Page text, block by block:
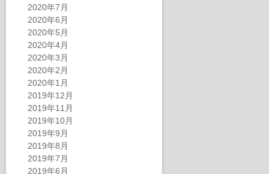
2020年7月
2020年6月
2020年5月
2020年4月
2020年3月
2020年2月
2020年1月
2019年12月
2019年11月
2019年10月
2019年9月
2019年8月
2019年7月
2019年6月